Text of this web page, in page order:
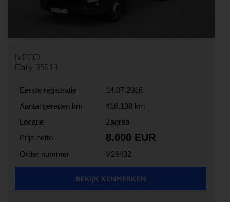
IVECO
Daily 35S13
Eerste registratie
14.07.2016
Aantal gereden km
416.138 km
Locatie
Zagreb
Prijs netto
8.000 EUR
Order nummer V26432
BEKIJK KENMERKEN